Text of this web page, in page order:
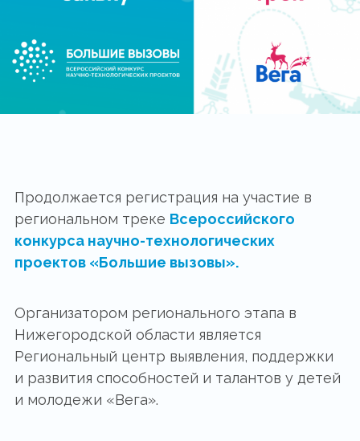
Продолжается регистрация на участие в
региональном треке Всероссийского
конкурса научно-технологических
проектов «Большие вызовы».
Организатором регионального этапа в
Нижегородской области является
Региональный центр выявления, поддержки
и развития способностей и талантов у детей
и молодежи «Вега».